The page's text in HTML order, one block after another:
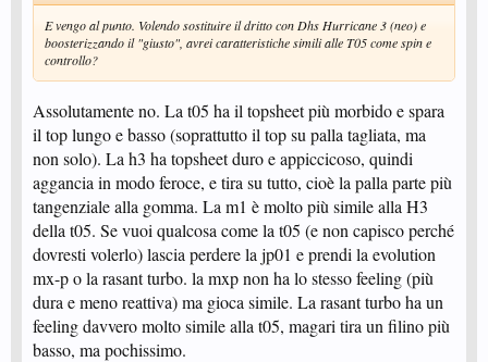
E vengo al punto. Volendo sostituire il dritto con Dhs Hurricane 3 (neo) e
boosterizzando il "giusto", avrei caratteristiche simili alle T05 come spin e
controllo?
Assolutamente no. La t05 ha il topsheet più morbido e spara
il top lungo e basso (soprattutto il top su palla tagliata, ma
non solo). La h3 ha topsheet duro e appiccicoso, quindi
aggancia in modo feroce, e tira su tutto, cioè la palla parte più
tangenziale alla gomma. La m1 è molto più simile alla H3
della t05. Se vuoi qualcosa come la t05 (e non capisco perché
dovresti volerlo) lascia perdere la jp01 e prendi la evolution
mx-p o la rasant turbo. la mxp non ha lo stesso feeling (più
dura e meno reattiva) ma gioca simile. La rasant turbo ha un
feeling davvero molto simile alla t05, magari tira un filino più
basso, ma pochissimo.